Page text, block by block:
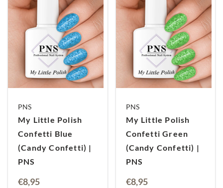
PNS
My Little Polish
Confetti Blue
(Candy Confetti) |
PNS
€8,95
PNS
My Little Polish
Confetti Green
(Candy Confetti) |
PNS
€8,95